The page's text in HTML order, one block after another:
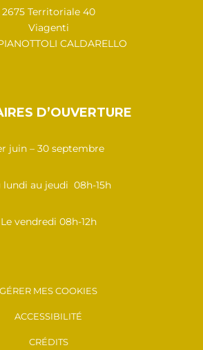
2675 Territoriale 40
Viagenti
CALDARELLO
D’OUVERTURE
juin – 30 septembre
lundi au jeudi 08h-15h
Le vendredi 08h-12h
GÉRER MES COOKIES
ACCESSIBILITÉ
CRÉDITS